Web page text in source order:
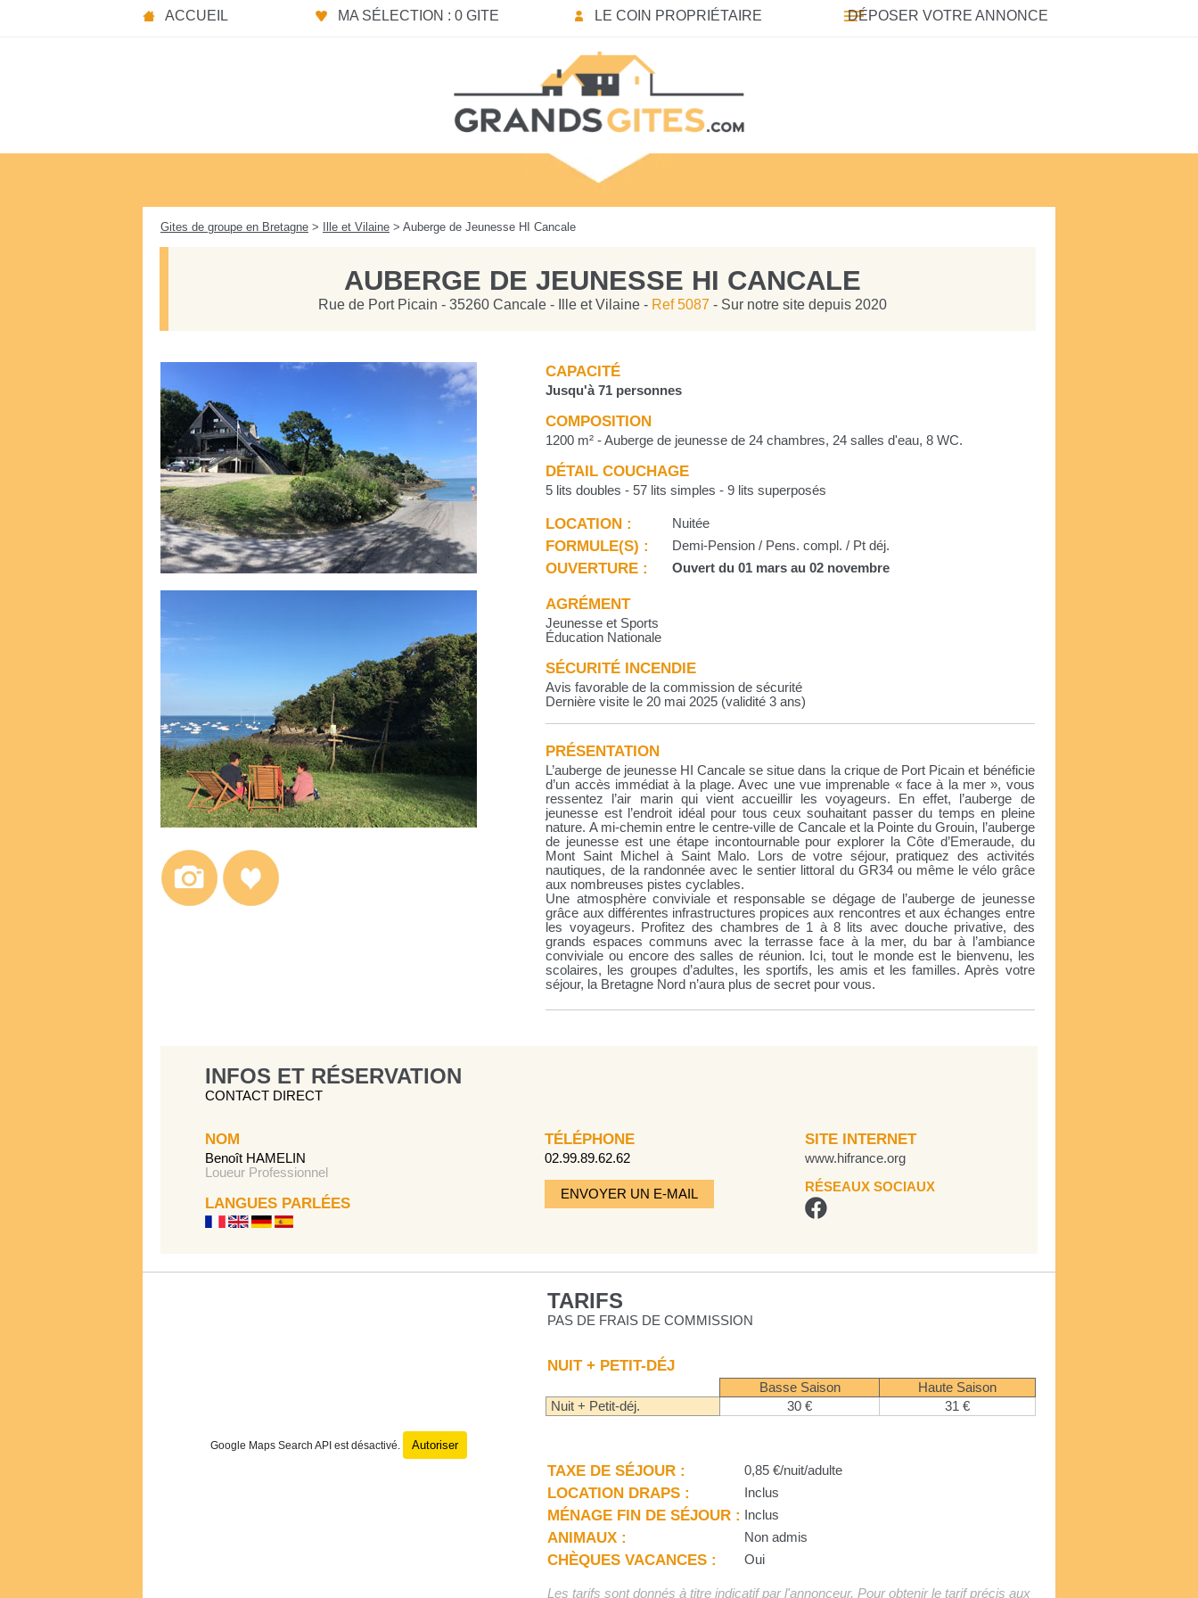
ACCUEIL MA SÉLECTION : 0 GITE LE COIN PROPRIÉTAIRE DÉPOSER VOTRE ANNONCE
Gites de groupe en Bretagne > Ille et Vilaine > Auberge de Jeunesse HI Cancale
AUBERGE DE JEUNESSE HI CANCALE
Rue de Port Picain - 35260 Cancale - Ille et Vilaine - Ref 5087 - Sur notre site depuis 2020
CAPACITÉ
Jusqu'à 71 personnes
COMPOSITION
1200 m² - Auberge de jeunesse de 24 chambres, 24 salles d'eau, 8 WC.
DÉTAIL COUCHAGE
5 lits doubles - 57 lits simples - 9 lits superposés
LOCATION : Nuitée
FORMULE(S) : Demi-Pension / Pens. compl. / Pt déj.
OUVERTURE : Ouvert du 01 mars au 02 novembre
AGRÉMENT
Jeunesse et Sports
Éducation Nationale
SÉCURITÉ INCENDIE
Avis favorable de la commission de sécurité
Dernière visite le 20 mai 2025 (validité 3 ans)
PRÉSENTATION
L’auberge de jeunesse HI Cancale se situe dans la crique de Port Picain et bénéficie
d’un accès immédiat à la plage. Avec une vue imprenable « face à la mer », vous
ressentez l’air marin qui vient accueillir les voyageurs. En effet, l’auberge de
jeunesse est l’endroit idéal pour tous ceux souhaitant passer du temps en pleine
nature. A mi-chemin entre le centre-ville de Cancale et la Pointe du Grouin, l’auberge
de jeunesse est une étape incontournable pour explorer la Côte d’Emeraude, du
Mont Saint Michel à Saint Malo. Lors de votre séjour, pratiquez des activités
nautiques, de la randonnée avec le sentier littoral du GR34 ou même le vélo grâce
aux nombreuses pistes cyclables.
Une atmosphère conviviale et responsable se dégage de l’auberge de jeunesse
grâce aux différentes infrastructures propices aux rencontres et aux échanges entre
les voyageurs. Profitez des chambres de 1 à 8 lits avec douche privative, des
grands espaces communs avec la terrasse face à la mer, du bar à l’ambiance
conviviale ou encore des salles de réunion. Ici, tout le monde est le bienvenu, les
scolaires, les groupes d’adultes, les sportifs, les amis et les familles. Après votre
séjour, la Bretagne Nord n’aura plus de secret pour vous.
INFOS ET RÉSERVATION
CONTACT DIRECT
NOM
Benoît HAMELIN
Loueur Professionnel
LANGUES PARLÉES
TÉLÉPHONE
02.99.89.62.62
ENVOYER UN E-MAIL
SITE INTERNET
www.hifrance.org
RÉSEAUX SOCIAUX
Google Maps Search API est désactivé. Autoriser
TARIFS
PAS DE FRAIS DE COMMISSION
NUIT + PETIT-DÉJ
Basse Saison
Haute Saison
Nuit + Petit-déj.
30 € 31 €
TAXE DE SÉJOUR : 0,85 €/nuit/adulte
LOCATION DRAPS : Inclus
MÉNAGE FIN DE SÉJOUR : Inclus
ANIMAUX : Non admis
CHÈQUES VACANCES : Oui
Les tarifs sont donnés à titre indicatif par l'annonceur. Pour obtenir le tarif précis aux
Panneau de gestion des cookies